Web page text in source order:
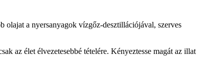
a nyersanyagok vízgőz-desztillációjával, szerves
az élet élvezetesebbé tételére. Kényeztesse magát az illat